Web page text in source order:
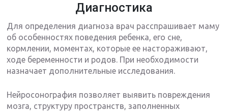
Диагностика
Для определения диагноза врач расспрашивает маму
об особенностях поведения ребенка, его сне,
кормлении, моментах, которые ее настораживают,
ходе беременности и родов. При необходимости
назначает дополнительные исследования.
Нейросонография позволяет выявить повреждения
мозга, структуру пространств, заполненных